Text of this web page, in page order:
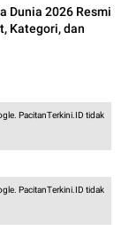
Dunia 2026 Resmi
Kategori, dan
PacitanTerkini.ID tidak
PacitanTerkini.ID tidak